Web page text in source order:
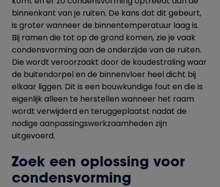
binnenkant van je ruiten. De kans dat dit gebeurt,
is groter wanneer de binnentemperatuur laag is.
Bij ramen die tot op de grond komen, zie je vaak
condensvorming aan de onderzijde van de ruiten.
Die wordt veroorzaakt door de koudestraling waar
de buitendorpel en de binnenvloer heel dicht bij
elkaar liggen. Dit is een bouwkundige fout en die is
eigenlijk alleen te herstellen wanneer het raam
wordt verwijderd en teruggeplaatst nadat de
nodige aanpassingswerkzaamheden zijn
uitgevoerd.
Zoek een oplossing voor
condensvorming